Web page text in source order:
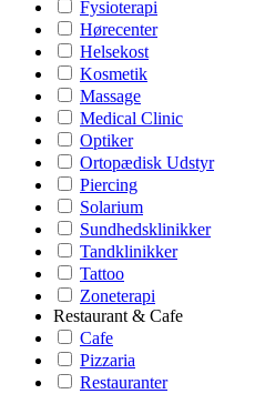
Fysioterapi
Hørecenter
Helsekost
Kosmetik
Massage
Medical Clinic
Optiker
Ortopædisk Udstyr
Piercing
Solarium
Sundhedsklinikker
Tandklinikker
Tattoo
Zoneterapi
Restaurant & Cafe
Cafe
Pizzaria
Restauranter